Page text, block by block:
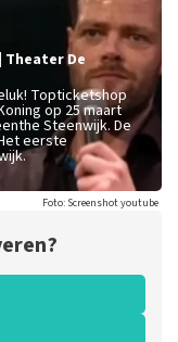
Theater De
Topticketshop
op 25 maart
Steenwijk. De
eerste
Foto: Screenshot youtube